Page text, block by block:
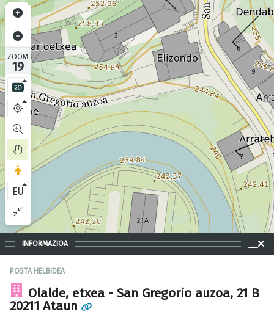
ZOOM
19
EU
INFORMAZIOA
POSTA HELBIDEA
Olalde, etxea - San Gregorio auzoa, 21 B
20211 Ataun